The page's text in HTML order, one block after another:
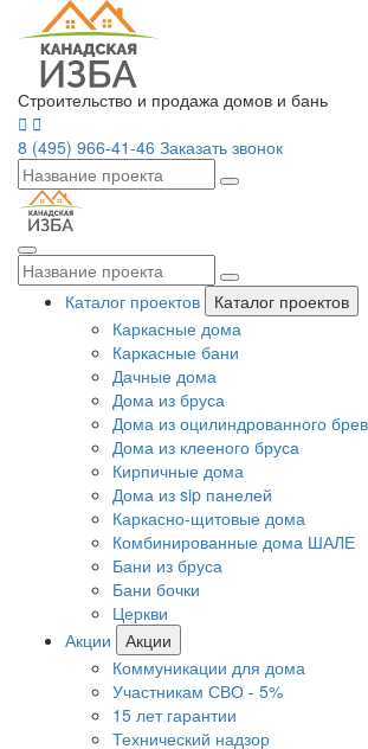
Строительство и продажа домов и бань
8 (495) 966-41-46 Заказать звонок
Каталог проектов
Каталог проектов
Каркасные дома
Каркасные бани
Дачные дома
Дома из бруса
Дома из оцилиндрованного
Дома из клееного бруса
Кирпичные дома
Дома из sip панелей
Каркасно-щитовые дома
Комбинированные дома ШАЛЕ
Бани из бруса
Бани бочки
Церкви
Акции
Акции
Коммуникации для дома
Участникам СВО - 5%
15 лет гарантии
Технический надзор